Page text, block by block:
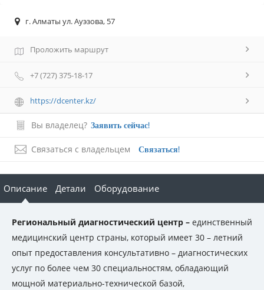
г. Алматы ул. Ауэзова, 57
Проложить маршрут
+7 (727) 375-18-17
https://dcenter.kz/
Вы владелец? Заявить сейчас!
Связаться с владельцем Связаться!
Описание Детали Оборудование
Региональный диагностический центр – единственный
медицинский центр страны, который имеет 30 – летний
опыт предоставления консультативно – диагностических
услуг по более чем 30 специальностям, обладающий
мощной материально-технической базой,